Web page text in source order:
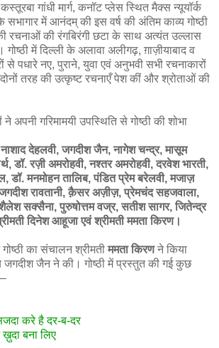
गांधी मार्ग, कनॉट प्लेस स्थित मैक्स न्यूयॉर्क
में आनंदम् की इस वर्ष की अंतिम काव्य गोष्ठी
की रचनाओं की रंगबिरंगी छटा के साथ अत्यंत उल्लास
गोष्ठी में दिल्ली के अलावा अलीगढ़, ग़ाज़ीयाबाद व
से पधारे नए, पुराने, युवा एवं अनुभवी सभी रचनाकारों
तरह की उत्कृष्ट रचनाएँ पेश कीं और श्रोताओं की
अपनी गरिमामयी उपस्थिति से गोष्ठी की शोभा
नाशाद देहलवी, जगदीश जैन, नागेश चन्द्र, मासूम
डॉ. रज़ी अमरोहवी, नश्तर अमरोहवी, दरवेश भारती,
डॉ. मनमोहन तालिब, पंडित प्रेम बरेलवी, मजाज़
जगदीश रावतानी, क़ैसर अज़ीज़, प्रेमचंद सहजवाला,
सक्सैना, पुरुषोत्तम वज्र, सतीश सागर, जितेन्द्र
दिनेश आहूजा एवं श्रीमती ममता किरण।
का संचालन श्रीमतीममता किरणने किया
जगदीश जैन ने की। गोष्ठी में प्रस्तुत की गई कुछ
करे है दर-ब-दर
बना लिए